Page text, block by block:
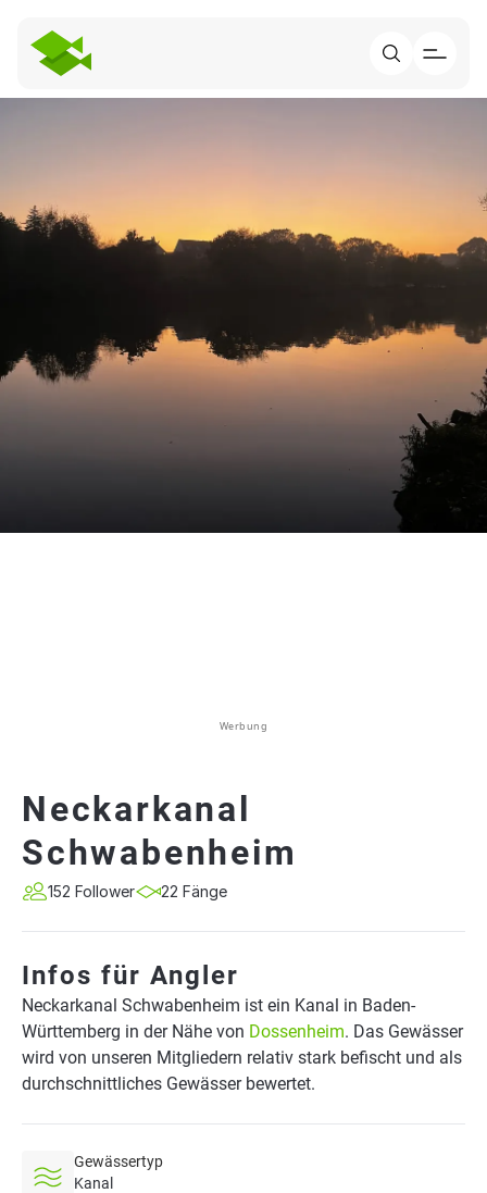
Werbung
Neckarkanal
Schwabenheim
152 Follower 22 Fänge
Infos für Angler
Neckarkanal Schwabenheim ist ein Kanal in Baden-
Württemberg in der Nähe von Dossenheim. Das Gewässer
wird von unseren Mitgliedern relativ stark befischt und als
durchschnittliches Gewässer bewertet.
Gewässertyp
Kanal